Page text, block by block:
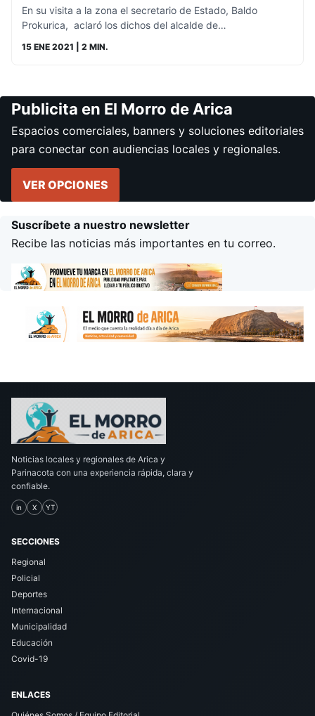
En su visita a la zona el secretario de Estado, Baldo
Prokurica, aclaró los dichos del alcalde de…
15 ENE 2021 | 2 MIN.
Publicita en El Morro de Arica
Espacios comerciales, banners y soluciones editoriales
para conectar con audiencias locales y regionales.
VER OPCIONES
Suscríbete a nuestro newsletter
Recibe las noticias más importantes en tu correo.
Noticias locales y regionales de Arica y
Parinacota con una experiencia rápida, clara y
confiable.
in X YT
SECCIONES
Regional
Policial
Deportes
Internacional
Municipalidad
Educación
Covid-19
ENLACES